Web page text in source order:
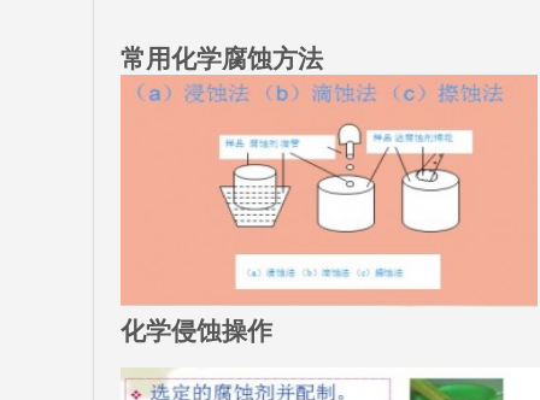
常用化学腐蚀方法
化学侵蚀操作